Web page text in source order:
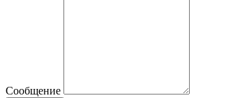
Сообщение